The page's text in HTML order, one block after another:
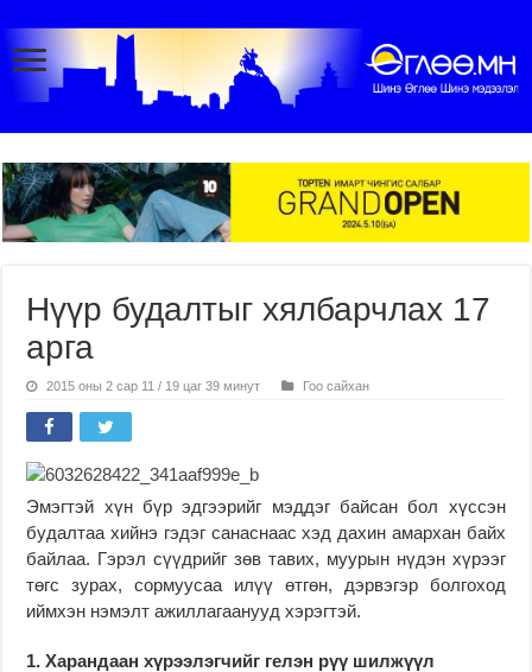
Нүүр будалтыг хялбарчлах 17
арга
2015 оны 2 сар 11 / 19 цаг 39 минут Гоо сайхан
Эмэгтэй хүн бүр эдгээрийг мэддэг байсан бол хүссэн
будалтаа хийнэ гэдэг санаснаас хэд дахин амархан байх
байлаа. Гэрэл сүүдрийг зөв тавих, муурын нүдэн хүрээг
төгс зурах, сормуусаа илүү өтгөн, дэрвэгэр болгоход
иймхэн нэмэлт ажиллагаанууд хэрэгтэй.
1. Харандаан хүрээлэгчийг гелэн рүү шилжүүл